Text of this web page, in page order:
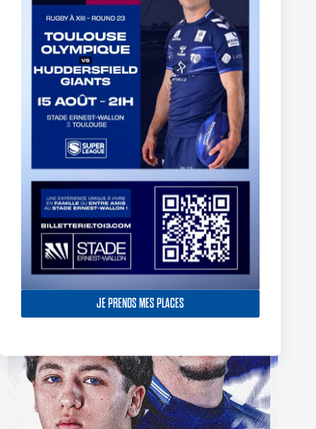
JE PRENDS MES PLACES
The End of Reubenn Rennie’s Olympian Journey
6 août 2026